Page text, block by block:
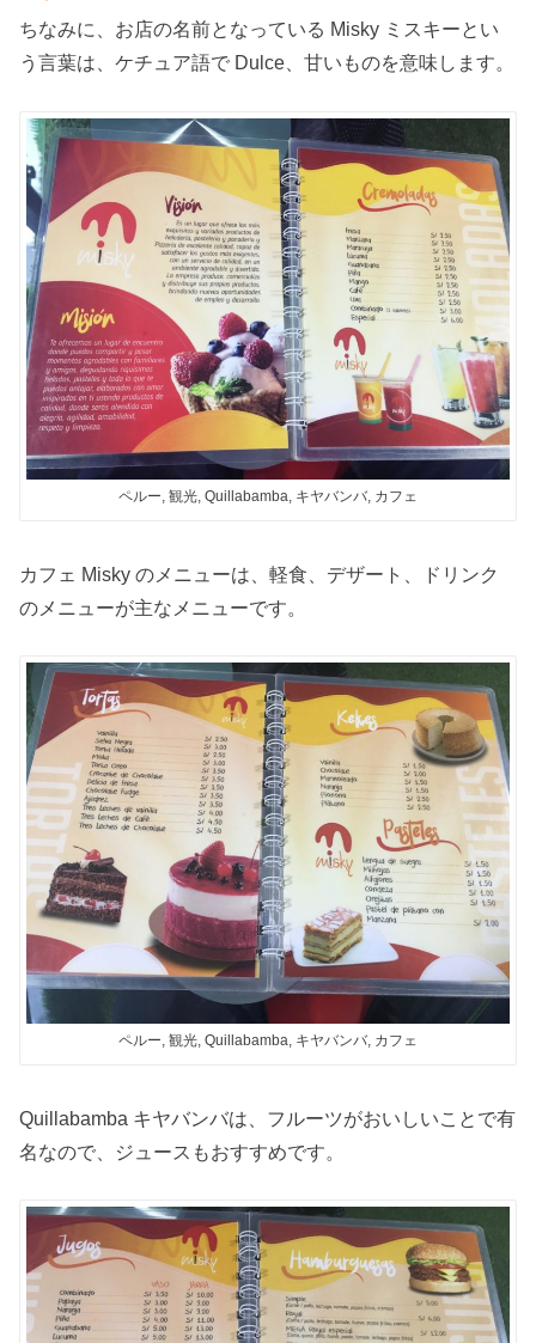
ちなみに、お店の名前となっている Misky ミスキーとい
う言葉は、ケチュア語で Dulce、甘いものを意味します。
ペルー, 観光, Quillabamba, キヤバンバ, カフェ
カフェ Misky のメニューは、軽食、デザート、ドリンク
のメニューが主なメニューです。
ペルー, 観光, Quillabamba, キヤバンバ, カフェ
Quillabamba キヤバンバは、フルーツがおいしいことで有
名なので、ジュースもおすすめです。